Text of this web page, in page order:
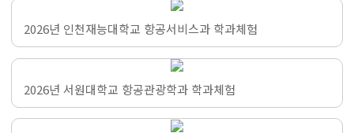
2026년 인천재능대학교 항공서비스과 학과체험
2026년 서원대학교 항공관광학과 학과체험